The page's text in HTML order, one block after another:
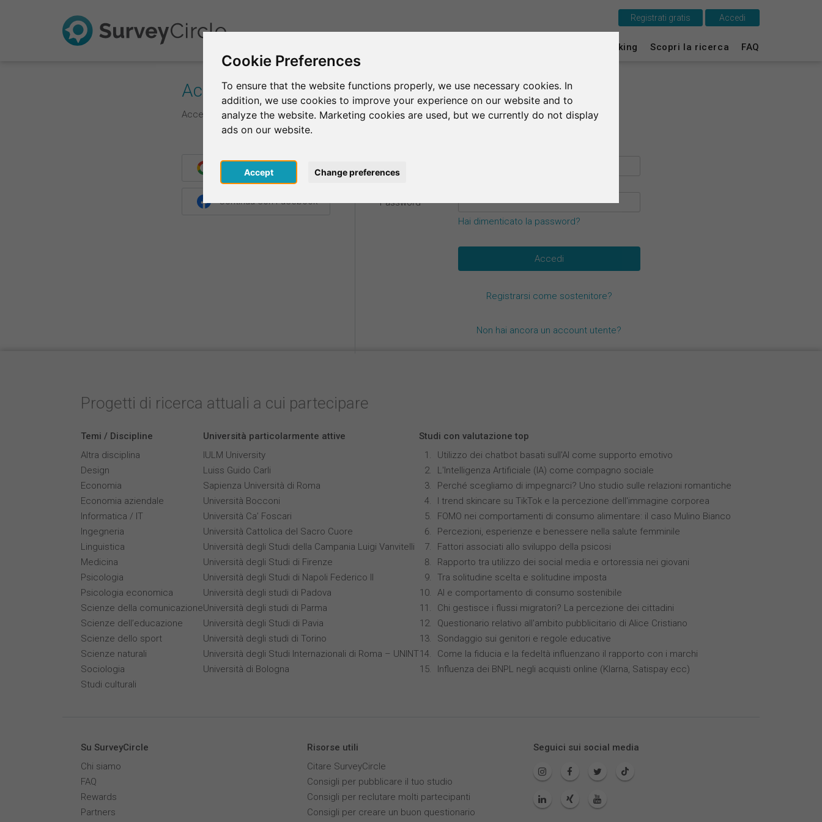
Cookie Preferences
To ensure that the website functions properly, we use necessary cookies. In
addition, we use cookies to improve your experience on our website and to
analyze the website. Marketing cookies are used, but we currently do not display
ads on our website.
Accept Change preferences
Survey Ranking Scopri la ricerca FAQ
Registrati gratis Accedi
Accedi
Accedi qui con le tue credenziali.
Continua con Google
Continua con Facebook Password*
Hai dimenticato la password?
Registrarsi come sostenitore?
Non hai ancora un account utente?
Progetti di ricerca attuali a cui partecipare
Temi / Discipline
Altra disciplina
Design
Economia
Economia aziendale
Informatica / IT
Ingegneria
Linguistica
Medicina
Psicologia
Psicologia economica
Scienze della comunicazione
Scienze dell’educazione
Scienze dello sport
Scienze naturali
Sociologia
Studi culturali
Università particolarmente attive
IULM University
Luiss Guido Carli
Sapienza Università di Roma
Università Bocconi
Università Ca’ Foscari
Università Cattolica del Sacro Cuore
Università degli Studi della Campania Luigi Vanvitelli
Università degli Studi di Firenze
Università degli Studi di Napoli Federico II
Università degli studi di Padova
Università degli studi di Parma
Università degli Studi di Pavia
Università degli studi di Torino
Università degli Studi Internazionali di Roma – UNINT
Università di Bologna
Studi con valutazione top
Utilizzo dei chatbot basati sull'AI come supporto emotivo
L'Intelligenza Artificiale (IA) come compagno sociale
Perché scegliamo di impegnarci? Uno studio sulle relazioni romantiche
I trend skincare su TikTok e la percezione dell'immagine corporea
FOMO nei comportamenti di consumo alimentare: il caso Mulino Bianco
Percezioni, esperienze e benessere nella salute femminile
Fattori associati allo sviluppo della psicosi
Rapporto tra utilizzo dei social media e ortoressia nei giovani
Tra solitudine scelta e solitudine imposta
AI e comportamento di consumo sostenibile
Chi gestisce i flussi migratori? La percezione dei cittadini
Questionario relativo all'ambito pubblicitario di Alice Cristiano
Sondaggio sui genitori e regole educative
Come la fiducia e la fedeltà influenzano il rapporto con i marchi
Influenza dei BNPL negli acquisti online (Klarna, Satispay ecc)
Su SurveyCircle
Chi siamo
FAQ
Rewards
Partners
Risorse utili
Citare SurveyCircle
Consigli per pubblicare il tuo studio
Consigli per reclutare molti partecipanti
Consigli per creare un buon questionario
Seguici sui social media